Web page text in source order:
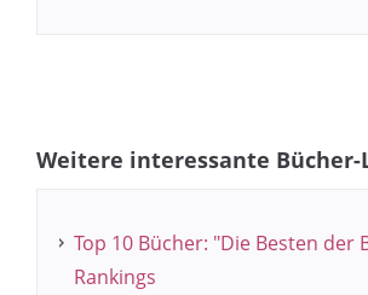
Weitere interessante Bücher-
Top 10 Bücher: "Die Besten der
Rankings